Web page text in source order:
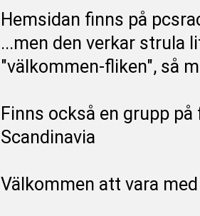
Hemsidan finns på
...men den verkar strula
"välkommen-fliken", så
Finns också en grupp
Scandinavia
Välkommen att vara